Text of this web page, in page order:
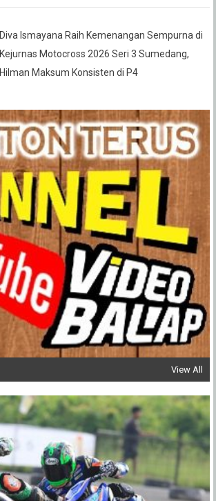
Diva Ismayana Raih Kemenangan Sempurna di
Kejurnas Motocross 2026 Seri 3 Sumedang,
Hilman Maksum Konsisten di P4
View All